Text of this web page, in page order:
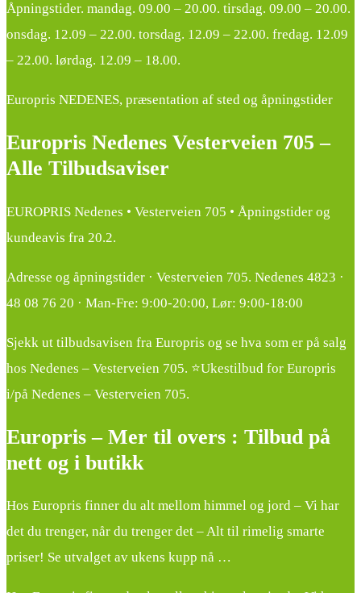
Åpningstider. mandag. 09.00 – 20.00. tirsdag. 09.00 – 20.00.
onsdag. 12.09 – 22.00. torsdag. 12.09 – 22.00. fredag. 12.09
– 22.00. lørdag. 12.09 – 18.00.
Europris NEDENES, præsentation af sted og åpningstider
Europris Nedenes Vesterveien 705 –
Alle Tilbudsaviser
EUROPRIS Nedenes • Vesterveien 705 • Åpningstider og
kundeavis fra 20.2.
Adresse og åpningstider · Vesterveien 705. Nedenes 4823 ·
48 08 76 20 · Man-Fre: 9:00-20:00, Lør: 9:00-18:00
Sjekk ut tilbudsavisen fra Europris og se hva som er på salg
hos Nedenes – Vesterveien 705. ⭐Ukestilbud for Europris
i/på Nedenes – Vesterveien 705.
Europris – Mer til overs : Tilbud på
nett og i butikk
Hos Europris finner du alt mellom himmel og jord – Vi har
det du trenger, når du trenger det – Alt til rimelig smarte
priser! Se utvalget av ukens kupp nå …